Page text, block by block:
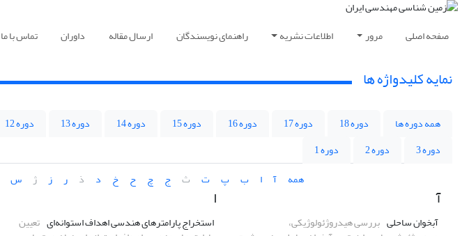
صفحه اصلی مرور اطلاعات نشریه راهنمای نویسندگان ارسال مقاله داوران تماس با ما
نمایه کلیدواژه ها
همه دوره ها دوره 18 دوره 17 دوره 16 دوره 15 دوره 14 دوره 13 دوره 12
دوره 3
دوره 2
دوره 1
همه
آ ا ب پ ت ث ج چ ح خ د ذ ر ز ژ س
آ
آبخوان ساحلی بررسی هیدروژئولوژیکی،
ا
استخراج پارامترهای هندسی اهداف استوانه‌ای تعیین